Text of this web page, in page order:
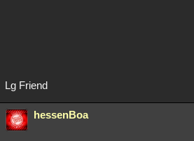
Lg Friend
hessenBoa